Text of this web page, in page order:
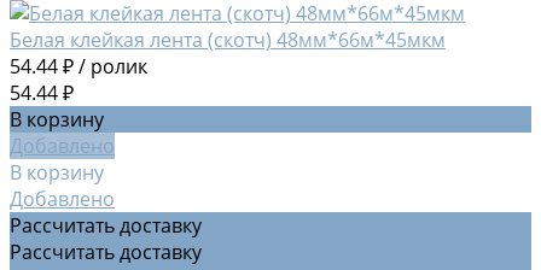
Белая клейкая лента (скотч) 48мм*66м*45мкм
54.44 ₽/ ролик
54.44 ₽
В корзину
Добавлено
В корзину
Добавлено
Рассчитать доставку
Рассчитать доставку